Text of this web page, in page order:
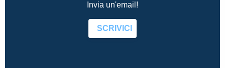
Invia un'email!
SCRIVICI